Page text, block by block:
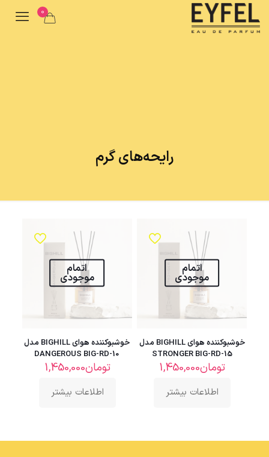
0
رایحه‌های گرم
اتمام
موجودی
خوشبوکننده هوای BIGHILL مدل
STRONGER BIG-RD-15
تومان1,450,000
اطلاعات بیشتر
اتمام
موجودی
خوشبوکننده هوای BIGHILL مدل
DANGEROUS BIG-RD-10
تومان1,450,000
اطلاعات بیشتر